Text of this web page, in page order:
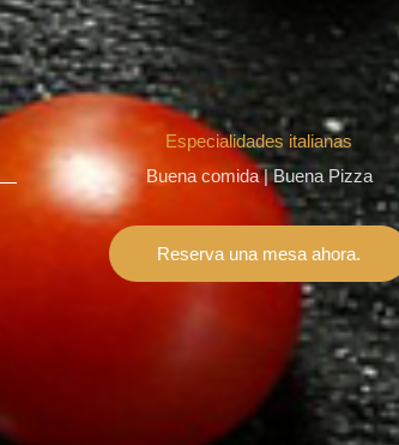
Especialidades italianas
Buena comida | Buena Pizza
Reserva una mesa ahora.